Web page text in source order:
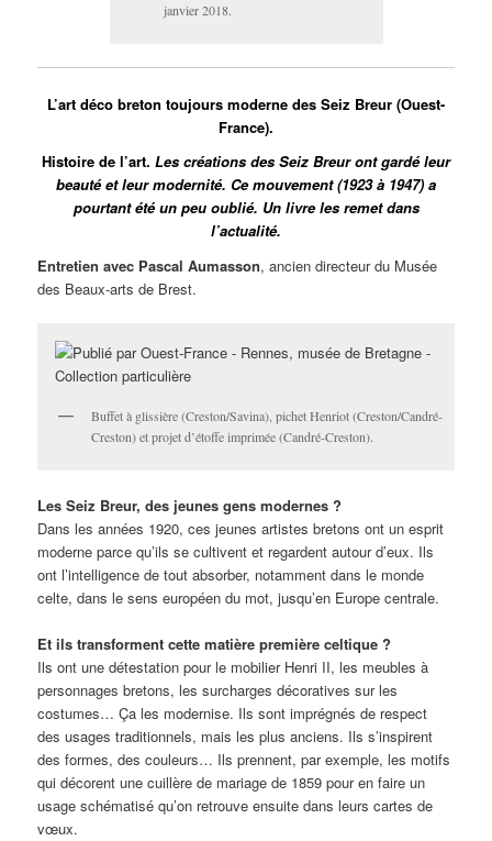
janvier 2018.
L’art déco breton toujours moderne des Seiz Breur (Ouest-
France).
Histoire de l’art. Les créations des Seiz Breur ont gardé leur
beauté et leur modernité. Ce mouvement (1923 à 1947) a
pourtant été un peu oublié. Un livre les remet dans
l’actualité.
Entretien avec Pascal Aumasson, ancien directeur du Musée
des Beaux-arts de Brest.
Buffet à glissière (Creston/Savina), pichet Henriot (Creston/Candré-
Creston) et projet d’étoffe imprimée (Candré-Creston).
Les Seiz Breur, des jeunes gens modernes ?
Dans les années 1920, ces jeunes artistes bretons ont un esprit
moderne parce qu’ils se cultivent et regardent autour d’eux. Ils
ont l’intelligence de tout absorber, notamment dans le monde
celte, dans le sens européen du mot, jusqu’en Europe centrale.
Et ils transforment cette matière première celtique ?
Ils ont une détestation pour le mobilier Henri II, les meubles à
personnages bretons, les surcharges décoratives sur les
costumes… Ça les modernise. Ils sont imprégnés de respect
des usages traditionnels, mais les plus anciens. Ils s’inspirent
des formes, des couleurs… Ils prennent, par exemple, les motifs
qui décorent une cuillère de mariage de 1859 pour en faire un
usage schématisé qu’on retrouve ensuite dans leurs cartes de
vœux.